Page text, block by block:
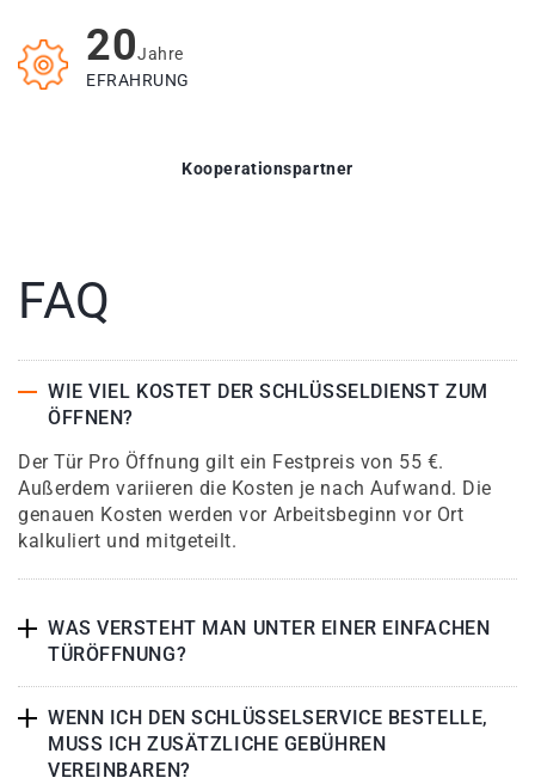
20Jahre
EFRAHRUNG
Kooperationspartner
FAQ
WIE VIEL KOSTET DER SCHLÜSSELDIENST ZUM
ÖFFNEN?
Der Tür Pro Öffnung gilt ein Festpreis von 55 €.
Außerdem variieren die Kosten je nach Aufwand. Die
genauen Kosten werden vor Arbeitsbeginn vor Ort
kalkuliert und mitgeteilt.
WAS VERSTEHT MAN UNTER EINER EINFACHEN
TÜRÖFFNUNG?
WENN ICH DEN SCHLÜSSELSERVICE BESTELLE,
MUSS ICH ZUSÄTZLICHE GEBÜHREN
VEREINBAREN?